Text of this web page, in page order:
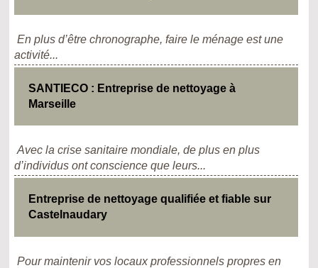
En plus d’être chronographe, faire le ménage est une
activité...
SANTIECO : Entreprise de nettoyage à
Marseille
Avec la crise sanitaire mondiale, de plus en plus
d’individus ont conscience que leurs...
Entreprise de nettoyage qualifiée et fiable sur
Castelnaudary
Pour maintenir vos locaux professionnels propres en